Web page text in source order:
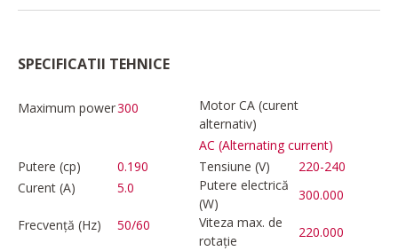
SPECIFICATII TEHNICE
Maximum power300
Motor CA (curent
alternativ)
AC (Alternating current)
Putere (cp)
0.190 Tensiune (V)
220-240
Curent (A)
5.0
Putere electrică
(W)
300.000
Frecvență (Hz)
50/60
Viteza max. de
rotație
220.000